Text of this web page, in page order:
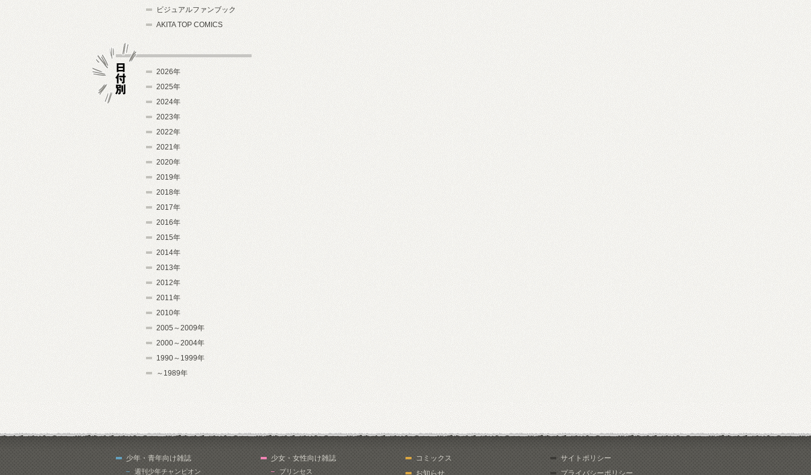
ビジュアルファンブック
AKITA TOP COMICS
2026年
2025年
2024年
2023年
2022年
2021年
2020年
2019年
2018年
2017年
2016年
2015年
2014年
2013年
2012年
2011年
2010年
2005～2009年
2000～2004年
1990～1999年
～1989年
少年・青年向け雑誌
週刊少年チャンピオン
少女・女性向け雑誌
プリンセス
コミックス
お知らせ
サイトポリシー
プライバシーポリシー